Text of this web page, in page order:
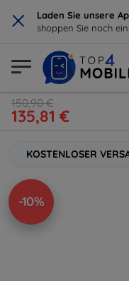
× Laden Sie unsere
shoppen Sie noch
150,90 €
135,81 €
KOSTENLOSER
-10%